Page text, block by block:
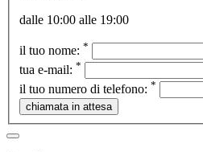
dalle 10:00 alle 19:00
il tuo nome: *
tua e-mail: *
il tuo numero di telefono: *